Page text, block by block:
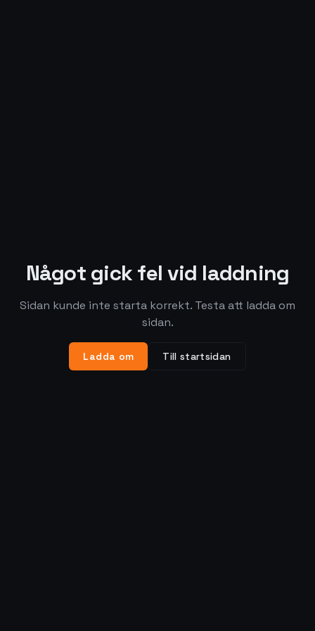
Något gick fel vid laddning
Sidan kunde inte starta korrekt. Testa att ladda om
sidan.
Ladda om Till startsidan